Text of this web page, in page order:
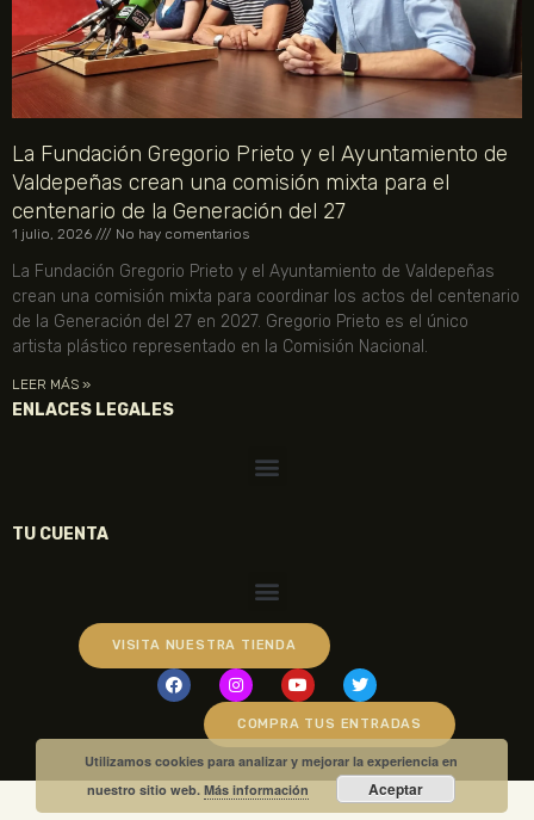
La Fundación Gregorio Prieto y el Ayuntamiento de
Valdepeñas crean una comisión mixta para el
centenario de la Generación del 27
1 julio, 2026 No hay comentarios
La Fundación Gregorio Prieto y el Ayuntamiento de Valdepeñas
crean una comisión mixta para coordinar los actos del centenario
de la Generación del 27 en 2027. Gregorio Prieto es el único
artista plástico representado en la Comisión Nacional.
LEER MÁS »
ENLACES LEGALES
TU CUENTA
VISITA NUESTRA TIENDA
COMPRA TUS ENTRADAS
Utilizamos cookies para analizar y mejorar la experiencia en
nuestro sitio web.Más información Aceptar